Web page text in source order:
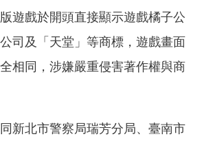
遊戲於開頭直接顯示遊戲橘子公
司及「天堂」等商標，遊戲畫面
相同，涉嫌嚴重侵害著作權與商
新北市警察局瑞芳分局、臺南市